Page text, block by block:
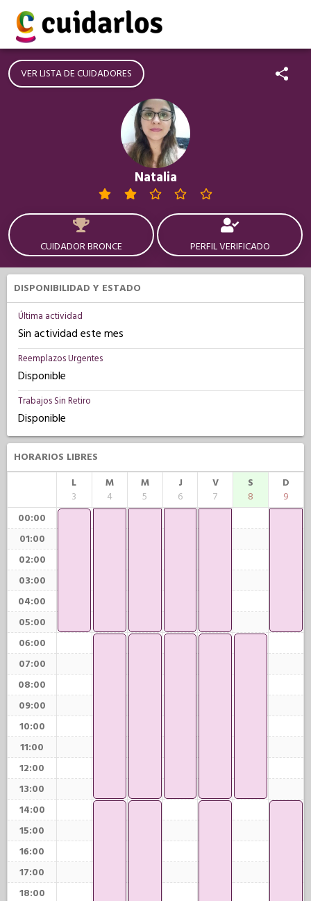
VER LISTA DE CUIDADORES
Natalia
CUIDADOR BRONCE PERFIL VERIFICADO
DISPONIBILIDAD Y ESTADO
Última actividad
Sin actividad este mes
Reemplazos Urgentes
Disponible
Trabajos Sin Retiro
Disponible
HORARIOS LIBRES
L
3
M
4
M
5
J
6
V
7
S
8
D
9
00:00
01:00
02:00
03:00
04:00
05:00
06:00
07:00
08:00
09:00
10:00
11:00
12:00
13:00
14:00
15:00
16:00
17:00
18:00